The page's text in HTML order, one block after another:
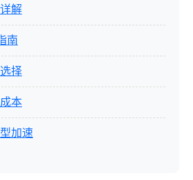
解
南
择
本
加速